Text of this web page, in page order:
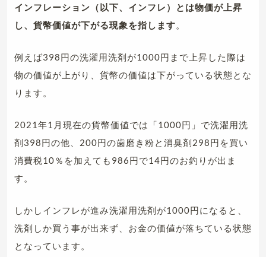
インフレーション（以下、インフレ）とは物価が上昇
し、貨幣価値が下がる現象を指します。
例えば398円の洗濯用洗剤が1000円まで上昇した際は
物の価値が上がり、貨幣の価値は下がっている状態とな
ります。
2021年1月現在の貨幣価値では「1000円」で洗濯用洗
剤398円の他、200円の歯磨き粉と消臭剤298円を買い
消費税10％を加えても986円で14円のお釣りが出ま
す。
しかしインフレが進み洗濯用洗剤が1000円になると、
洗剤しか買う事が出来ず、お金の価値が落ちている状態
となっています。